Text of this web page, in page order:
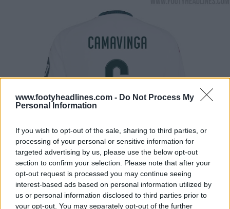
www.footyheadlines.com - Do Not Process My
Personal Information
If you wish to opt-out of the sale, sharing to third parties, or
processing of your personal or sensitive information for
targeted advertising by us, please use the below opt-out
section to confirm your selection. Please note that after your
opt-out request is processed you may continue seeing
interest-based ads based on personal information utilized by
us or personal information disclosed to third parties prior to
your opt-out. You may separately opt-out of the further